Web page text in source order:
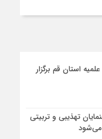
استان قم برگزار
تهذیبی و تربیتی
می‌شود